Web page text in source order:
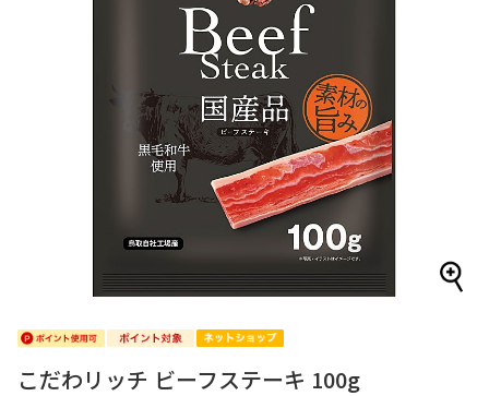
こだわリッチ ビーフステーキ 100g